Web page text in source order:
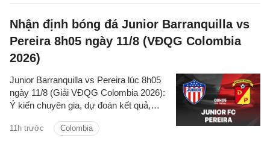
Nhận định bóng đá Junior Barranquilla vs
Pereira 8h05 ngày 11/8 (VĐQG Colombia
2026)
11h trước Colombia
Junior Barranquilla vs Pereira lúc 8h05
ngày 11/8 (Giải VĐQG Colombia 2026):
Ý kiến chuyên gia, dự đoán kết quả,
chi tiết về hai đội.